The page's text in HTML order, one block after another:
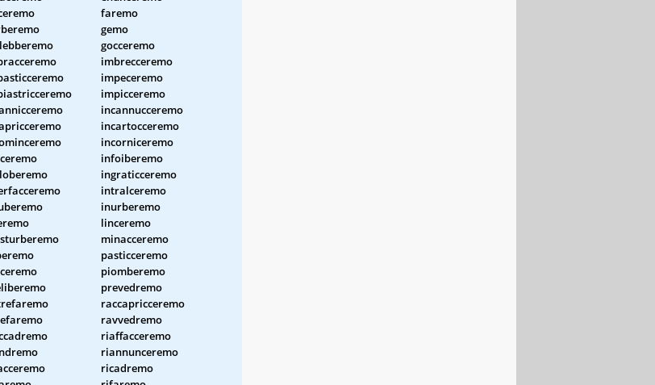
faremo
gemo
gocceremo
imbrecceremo
impeceremo
impicceremo
incannucceremo
incartocceremo
incorniceremo
infoiberemo
ingraticceremo
intralceremo
inurberemo
linceremo
minacceremo
pasticceremo
piomberemo
prevedremo
raccapricceremo
ravvedremo
riaffacceremo
riannunceremo
ricadremo